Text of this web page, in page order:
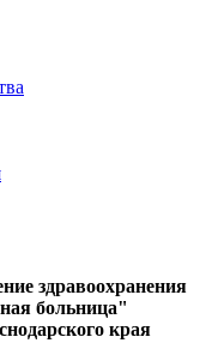
здравоохранения
больница"
края